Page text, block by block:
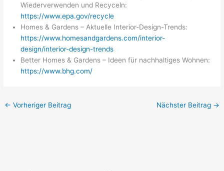
Wiederverwenden und Recyceln:
https://www.epa.gov/recycle
Homes & Gardens – Aktuelle Interior-Design-Trends:
https://www.homesandgardens.com/interior-
design/interior-design-trends
Better Homes & Gardens – Ideen für nachhaltiges Wohnen:
https://www.bhg.com/
← Vorheriger Beitrag Nächster Beitrag →